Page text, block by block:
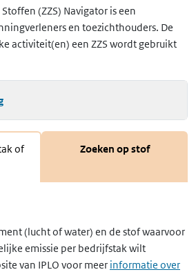
(ZZS) Navigator is een
en toezichthouders. De
activiteit(en) een ZZS wordt gebruikt
of
Zoeken op stof
(lucht of water) en de stof waarvoor
emissie per bedrijfstak wilt
van IPLO voor meer informatie over